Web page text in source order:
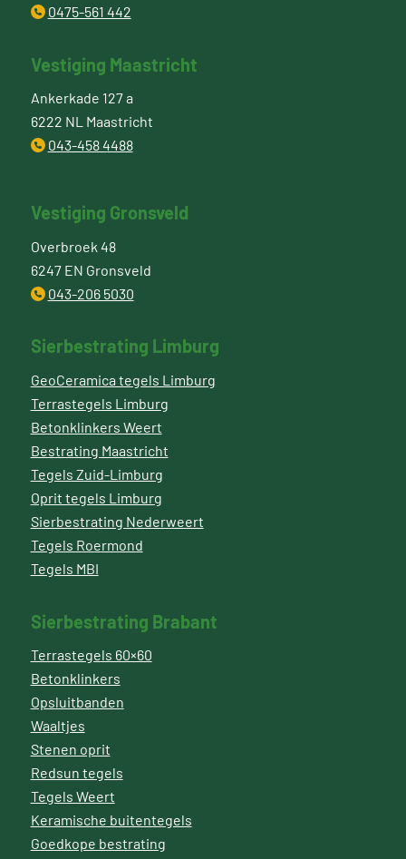
0475-561 442
Vestiging Maastricht
Ankerkade 127 a
6222 NL Maastricht
043-458 4488
Vestiging Gronsveld
Overbroek 48
6247 EN Gronsveld
043-206 5030
Sierbestrating Limburg
GeoCeramica tegels Limburg
Terrastegels Limburg
Betonklinkers Weert
Bestrating Maastricht
Tegels Zuid-Limburg
Oprit tegels Limburg
Sierbestrating Nederweert
Tegels Roermond
Tegels MBI
Sierbestrating Brabant
Terrastegels 60×60
Betonklinkers
Opsluitbanden
Waaltjes
Stenen oprit
Redsun tegels
Tegels Weert
Keramische buitentegels
Goedkope bestrating